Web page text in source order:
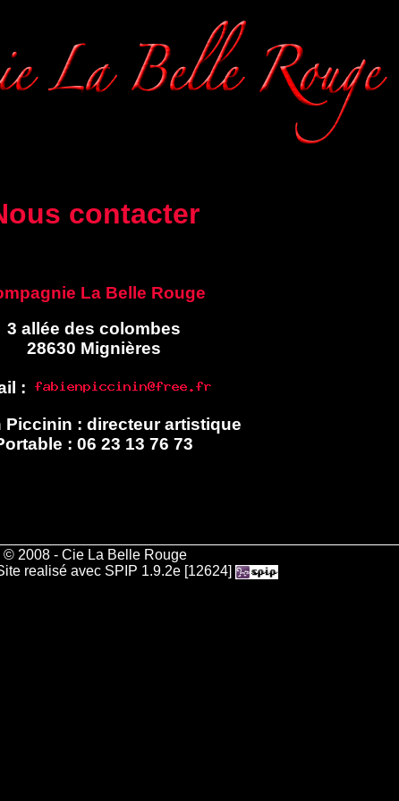
contacter
La Belle Rouge
3 allée des colombes
28630 Mignières
:
Piccinin : directeur artistique
: 06 23 13 76 73
© 2008 - Cie La Belle Rouge
realisé avec SPIP 1.9.2e [12624]